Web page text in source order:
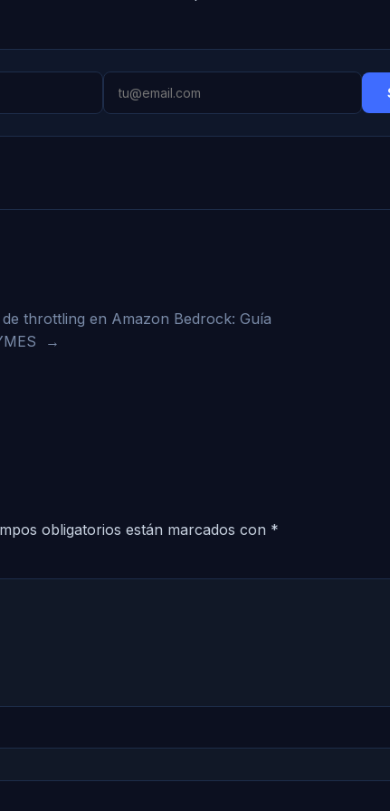
throttling en Amazon Bedrock: Guía
→
obligatorios están marcados con *